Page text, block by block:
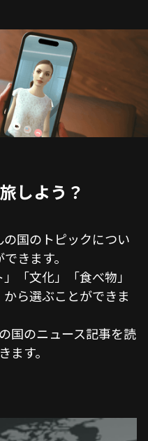
しよう？
国のトピックについ
きます。
「文化」「食べ物」
から選ぶことができま
国のニュース記事を読
ます。